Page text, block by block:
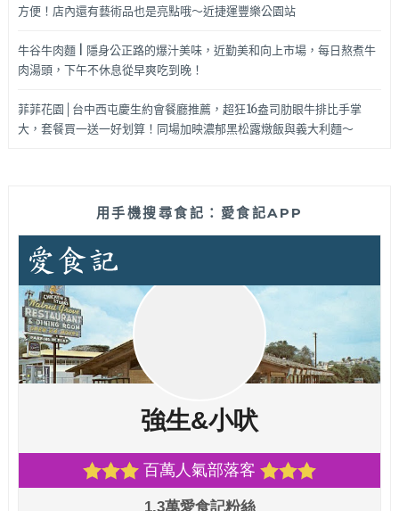
方便！店內還有藝術品也是亮點哦～近捷運豐樂公園站
牛谷牛肉麵 | 隱身公正路的爆汁美味，近勤美和向上市場，每日熬煮牛
肉湯頭，下午不休息從早爽吃到晚！
菲菲花園│台中西屯慶生約會餐廳推薦，超狂16盎司肋眼牛排比手掌
大，套餐買一送一好划算！同場加映濃郁黑松露燉飯與義大利麵～
用手機搜尋食記：愛食記APP